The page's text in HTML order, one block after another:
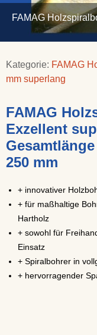
FAMAG
Kategorie: FAMAG
mm superlang
FAMAG
Exzellent
250 mm
+ innovativer
+ für maßhaltige
Hartholz
+ sowohl für
Einsatz
+ Spiralbohrer in
+ hervorragender